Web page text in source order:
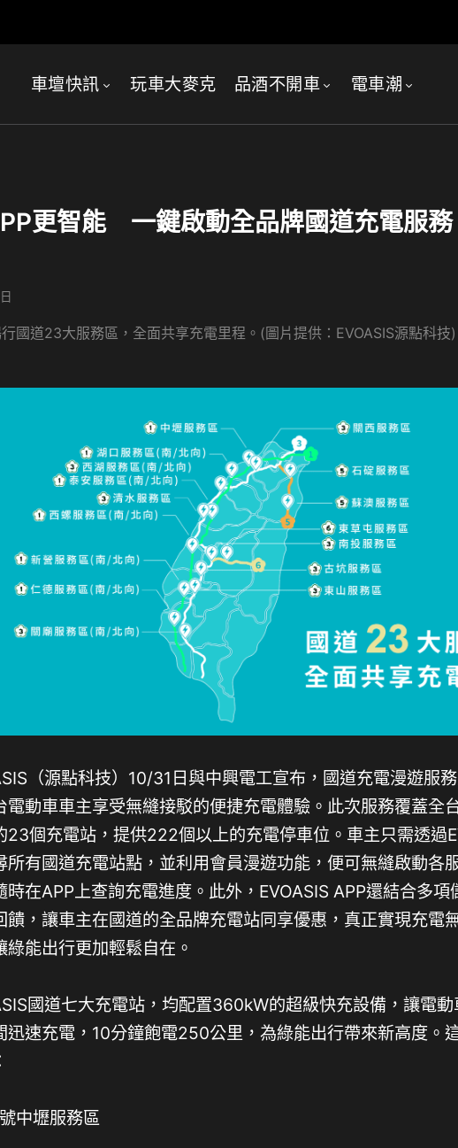
車壇快訊 玩車大麥克 品酒不開車 電車潮
更智能 一鍵啟動全品牌國道充電服務
國道23大服務區，全面共享充電里程。(圖片提供：EVOASIS源點科技)
（源點科技）10/31日與中興電工宣布，國道充電漫遊服
電動車車主享受無縫接駁的便捷充電體驗。此次服務覆蓋全
23個充電站，提供222個以上的充電停車位。車主只需透過
所有國道充電站點，並利用會員漫遊功能，便可無縫啟動各
時在APP上查詢充電進度。此外，EVOASIS APP還結合多項
饋，讓車主在國道的全品牌充電站同享優惠，真正實現充電
綠能出行更加輕鬆自在。
國道七大充電站，均配置360kW的超級快充設備，讓電
迅速充電，10分鐘飽電250公里，為綠能出行帶來新高度。
中壢服務區